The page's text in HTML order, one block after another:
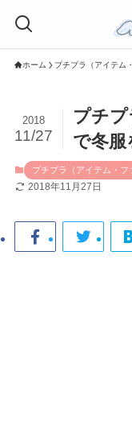
ホーム プチプラ（アイテム
プチ
で冬服
2018
11/27
プチプラ（アイテム・フ
2018年11月27日